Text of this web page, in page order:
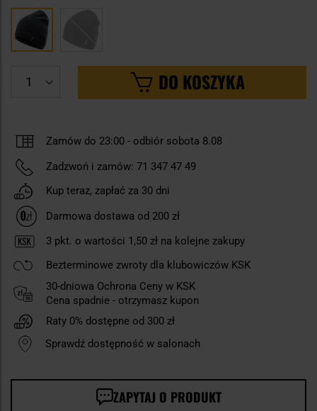
DO KOSZYKA
Zamów do 23:00 - odbiór sobota 8.08
Zadzwoń i zamów: 71 347 47 49
Kup teraz, zapłać za 30 dni
Darmowa dostawa od 200 zł
3 pkt. o wartości 1,50 zł na kolejne zakupy
Bezterminowe zwroty dla klubowiczów KSK
30-dniowa Ochrona Ceny w KSK
Cena spadnie - otrzymasz kupon
Raty 0% dostępne od 300 zł
Sprawdź dostępność w salonach
ZAPYTAJ O PRODUKT